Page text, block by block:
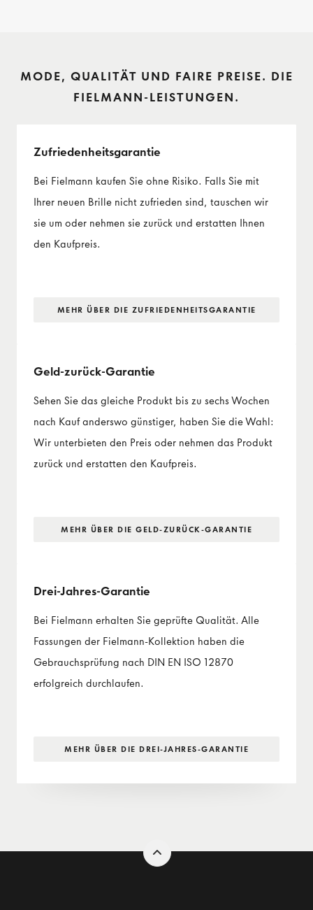
MODE, QUALITÄT UND FAIRE PREISE. DIE
FIELMANN-LEISTUNGEN.
Zufriedenheits­garantie
Bei Fielmann kaufen Sie ohne Risiko. Falls Sie mit
Ihrer neuen Brille nicht zufrieden sind, tauschen wir
sie um oder nehmen sie zurück und erstatten Ihnen
den Kaufpreis.
MEHR ÜBER DIE ZUFRIEDENHEITS­GARANTIE
Geld-zurück-Garantie
Sehen Sie das gleiche Produkt bis zu sechs Wochen
nach Kauf anderswo günstiger, haben Sie die Wahl:
Wir unterbieten den Preis oder nehmen das Produkt
zurück und erstatten den Kaufpreis.
MEHR ÜBER DIE GELD-ZURÜCK-GARANTIE
Drei-Jahres-Garantie
Bei Fielmann erhalten Sie geprüfte Qualität. Alle
Fassungen der Fielmann-Kollektion haben die
Gebrauchsprüfung nach DIN EN ISO 12870
erfolgreich durchlaufen.
MEHR ÜBER DIE DREI-JAHRES-GARANTIE